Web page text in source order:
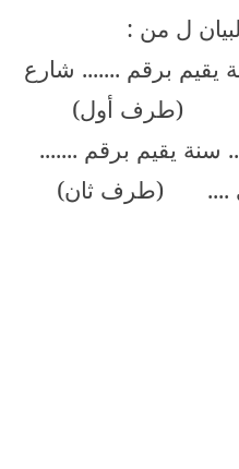
ل من :
يقيم برقم ....... شارع
(طرف أول)
سنة يقيم برقم .......
....
(طرف ثان)